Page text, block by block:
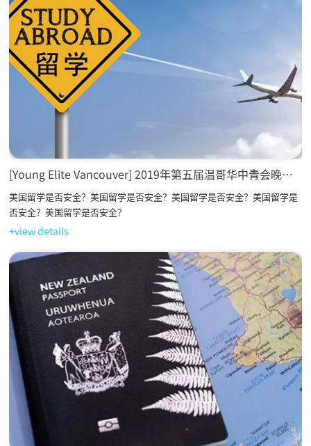
[Young Elite Vancouver] 2019年第五届温哥华中青会晚宴圆满落幕！
美国留学是否安全？美国留学是否安全？美国留学是否安全？美国留学是
否安全？美国留学是否安全？
+view details